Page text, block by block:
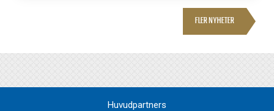
FLER NYHETER
Huvudpartners